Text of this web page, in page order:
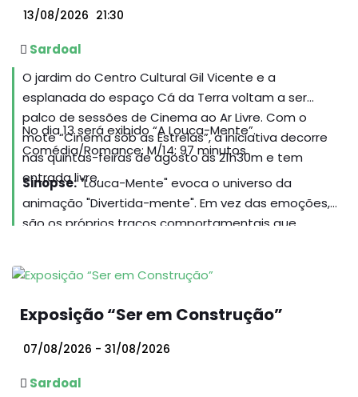
sonhos improváveis, mal-entendidos e ruidosos
começam um terno “curso intensivo” para aprender
a ser adulto.
13/08/2026 21:30
Sardoal
O jardim do Centro Cultural Gil Vicente e a
esplanada do espaço Cá da Terra voltam a ser
palco de sessões de Cinema ao Ar Livre. Com o
mote “Cinema sob as Estrelas”, a iniciativa decorre
nas quintas-feiras de agosto às 21h30m e tem
entrada livre.
No dia 13 será exibido “A Louca-Mente”.
Comédia/Romance; M/14; 97 minutos
Sinopse:"Louca-Mente" evoca o universo da
animação "Divertida-mente". Em vez das emoções,
são os próprios traços comportamentais que
se desenrola, somos levados para dentro das suas
internas ganham corpo e comentam, sabotam ou
encorajam cada palavra, gesto e silêncio. Maior
Exposição “Ser em Construção”
07/08/2026 - 31/08/2026
Sardoal